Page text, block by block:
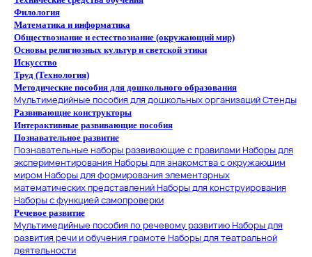
Филология
Математика и информатика
Обществознание и естествознание (окружающий мир)
Основы религиозных культур и светской этики
Искусство
Труд (Технология)
Методические пособия для дошкольного образования
Мультимедийные пособия для дошкольных организацийСтенды
Развивающие конструкторы
Интерактивные развивающие пособия
Познавательное развитие
Познавательные наборы развивающие с правиламиНаборы для
экспериментированияНаборы для знакомства с окружающим
миром Наборы для формирования элементарных
математических представленийНаборы для конструирования
Наборы с функцией самопроверки
Речевое развитие
Мультимедийные пособия по речевому развитиюНаборы для
развития речи и обучения грамоте Наборы для театральной
деятельности